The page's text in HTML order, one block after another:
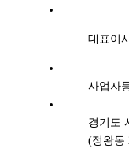
대표이
사업자
경기도
(정왕동